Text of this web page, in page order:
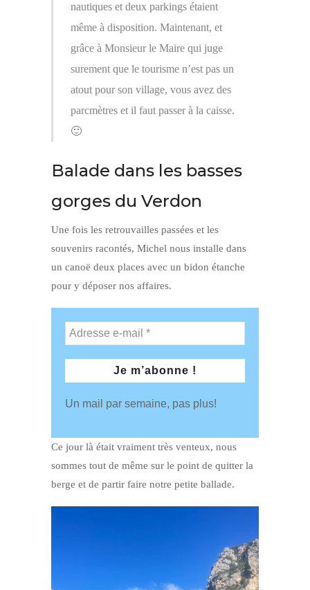
nautiques et deux parkings étaient
même à disposition. Maintenant, et
grâce à Monsieur le Maire qui juge
surement que le tourisme n’est pas un
atout pour son village, vous avez des
parcmètres et il faut passer à la caisse.
🙂
Balade dans les basses
gorges du Verdon
Une fois les retrouvailles passées et les
souvenirs racontés, Michel nous installe dans
un canoë deux places avec un bidon étanche
pour y déposer nos affaires.
Un mail par semaine, pas plus!
Ce jour là était vraiment très venteux, nous
sommes tout de même sur le point de quitter la
berge et de partir faire notre petite ballade.